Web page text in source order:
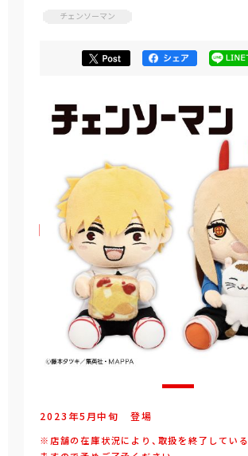
チェンソーマン
2023年5 月中旬 登場
※店舗の在庫状況により、取扱を終了してい